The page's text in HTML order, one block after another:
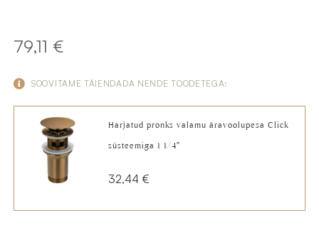
79,11 €
SOOVITAME TÄIENDADA NENDE TOODETEGA:
Harjatud pronks valamu äravoolupesa Click
süsteemiga 1 1/4″
32,44 €